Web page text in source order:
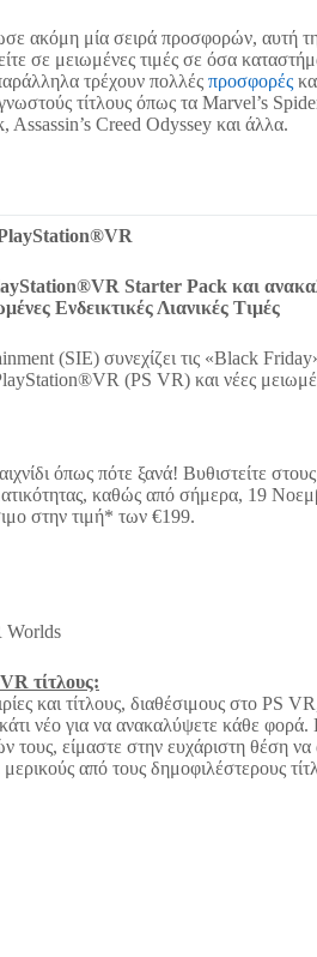
ακόμη μία σειρά προσφορών, αυτή
σε μειωμένες τιμές σε όσα
τρέχουν πολλές προσφορές
τίτλους όπως τα Marvel’s
Creed Odyssey και άλλα.
PlayStation®VR
Starter Pack και
Ενδεικτικές Λιανικές Τιμές
(SIE) συνεχίζει τις «Black
(PS VR) και νέες
όπως πότε ξανά! Βυθιστείτε
καθώς από σήμερα, 19
στην τιμή* των €199.
Worlds
τίτλους:
και τίτλους, διαθέσιμους στο PS
νέο για να ανακαλύψετε κάθε φορά.
τους, είμαστε στην ευχάριστη θέση
από τους δημοφιλέστερους